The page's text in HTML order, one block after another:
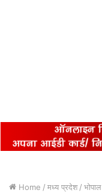
Home / मध्य प्रदेश / भोपाल